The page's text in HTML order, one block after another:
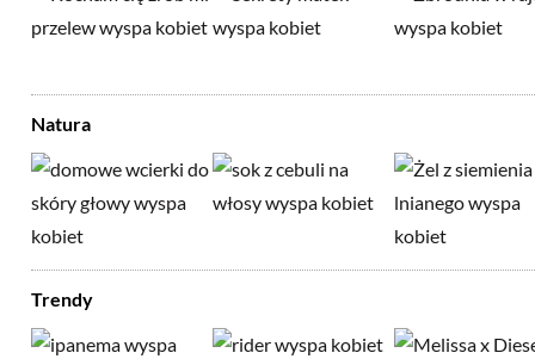
Natura
Trendy